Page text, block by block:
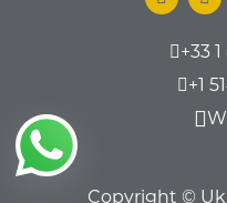
+33
+1
Copyright ©